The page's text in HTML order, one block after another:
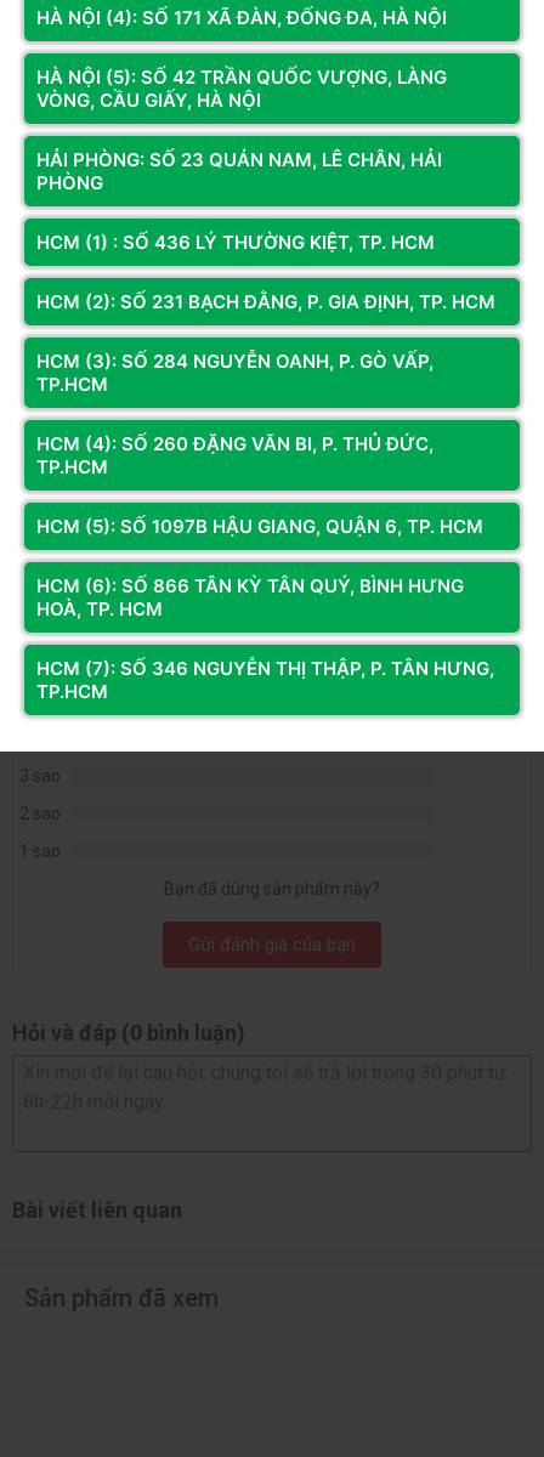
Tản nhiệt nước Hỗ trợ radiator trước (tùy model)
Thiết kế
Kiểu dáng nhỏ gọn, khung thép chắc chắn,
hông kính cường lực trưng bày linh kiện đẹp
mắt
Đánh giá & Nhận xét về VỎ CASE XIGMATEK MYX AIR
3F BLACK (M-ATX, SẴN 3 FAN)
0đánh giá & nhận xét
5 sao
3 sao
2 sao
1 sao
Bạn đã dùng sản phẩm này?
Gửi đánh giá của bạn
Hỏi và đáp (0 bình luận)
Bài viết liên quan
Sản phẩm đã xem
HÀ NỘI (4): SỐ 171 XÃ ĐÀN, ĐỐNG ĐA, HÀ NỘI
HÀ NỘI (5): SỐ 42 TRẦN QUỐC VƯỢNG, LÀNG
VÒNG, CẦU GIẤY, HÀ NỘI
HẢI PHÒNG: SỐ 23 QUÁN NAM, LÊ CHÂN, HẢI
PHÒNG
HCM (1) : SỐ 436 LÝ THƯỜNG KIỆT, TP. HCM
HCM (2): SỐ 231 BẠCH ĐẰNG, P. GIA ĐỊNH, TP. HCM
HCM (3): SỐ 284 NGUYỄN OANH, P. GÒ VẤP,
TP.HCM
HCM (4): SỐ 260 ĐẶNG VĂN BI, P. THỦ ĐỨC,
TP.HCM
HCM (5): SỐ 1097B HẬU GIANG, QUẬN 6, TP. HCM
HCM (6): SỐ 866 TÂN KỲ TÂN QUÝ, BÌNH HƯNG
HOÀ, TP. HCM
HCM (7): SỐ 346 NGUYỄN THỊ THẬP, P. TÂN HƯNG,
TP.HCM